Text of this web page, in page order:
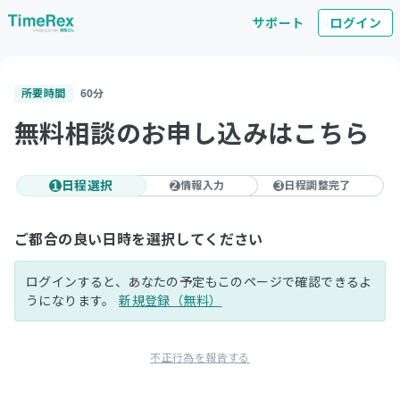
サポート ログイン
所要時間 60分
無料相談のお申し込みはこちら
1 日程選択 2情報入力 3 日程調整完了
ご都合の良い日時を選択してください
ログインすると、あなたの予定もこのページで確認できるよ
うになります。新規登録（無料）
不正行為を報告する